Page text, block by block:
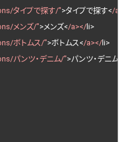
タイプで探す/">タイプで探す</a></
メンズ/">メンズ</a></li>
ボトムス/">ボトムス</a></li>
パンツ・デニム/">パンツ・デニム<